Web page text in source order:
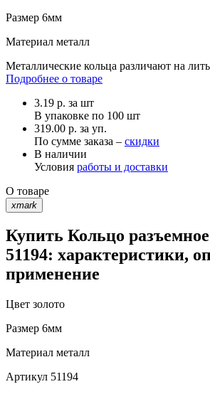
Размер 6мм
Материал металл
Металлические кольца различают на
Подробнее о товаре
3.19 р. за шт
В упаковке по 100 шт
319.00 р. за уп.
По сумме заказа – скидки
В наличии
Условия работы и доставки
О товаре
xmark
Купить Кольцо
51194: характеристики,
применение
Цвет золото
Размер 6мм
Материал металл
Артикул 51194